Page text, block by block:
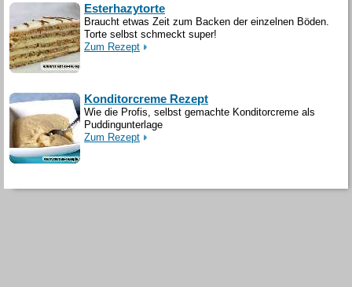
Esterhazytorte
Braucht etwas Zeit zum Backen der einzelnen Böden.
Torte selbst schmeckt super!
Zum Rezept
Konditorcreme Rezept
Wie die Profis, selbst gemachte Konditorcreme als
Puddingunterlage
Zum Rezept